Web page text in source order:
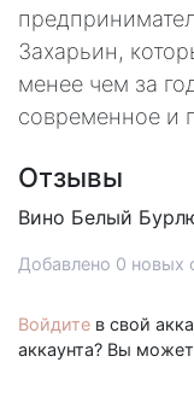
Захарьин,
менее чем за
современное и
Отзывы
Вино Белый
Добавлено 0 новых
Войдите в свой
аккаунта? Вы